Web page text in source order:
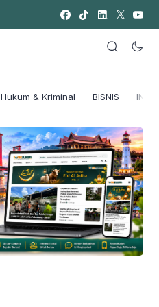
Hukum & Kriminal BISNIS